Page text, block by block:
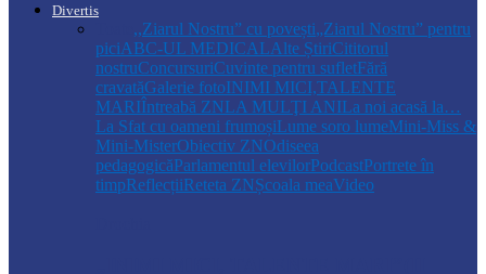
Divertis
,,Ziarul Nostru” cu povești„Ziarul Nostru” pentru
piciABC-UL MEDICALAlte ȘtiriCititorul
nostruConcursuriCuvinte pentru sufletFără
cravatăGalerie fotoINIMI MICI,TALENTE
MARIÎntreabă ZNLA MULŢI ANILa noi acasă la…
La Sfat cu oameni frumoșiLume soro lumeMini-Miss &
Mini-MisterObiectiv ZNOdiseea
pedagogicăParlamentul elevilorPodcastPortrete în
timpReflecțiiReteta ZNȘcoala meaVideo